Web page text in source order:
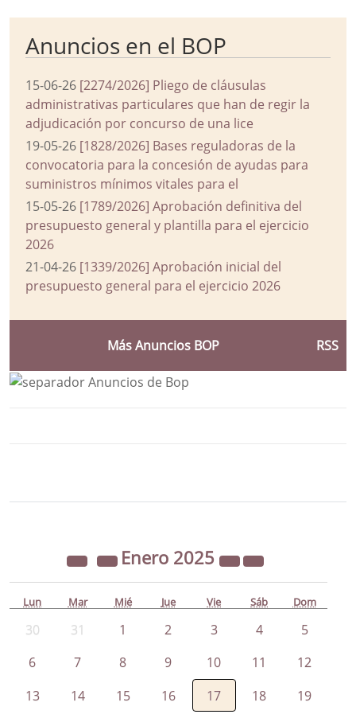
Anuncios en el BOP
15-06-26 [2274/2026] Pliego de cláusulas
administrativas particulares que han de regir la
adjudicación por concurso de una lice
19-05-26 [1828/2026] Bases reguladoras de la
convocatoria para la concesión de ayudas para
suministros mínimos vitales para el
15-05-26 [1789/2026] Aprobación definitiva del
presupuesto general y plantilla para el ejercicio
2026
21-04-26 [1339/2026] Aprobación inicial del
presupuesto general para el ejercicio 2026
Más Anuncios BOP RSS
Enero 2025
Lun Mar Mié Jue Vie Sáb Dom
30 31 1 2 3 4
5
6
7 8 9 10 11
12
13
14 15 16 17 18 19